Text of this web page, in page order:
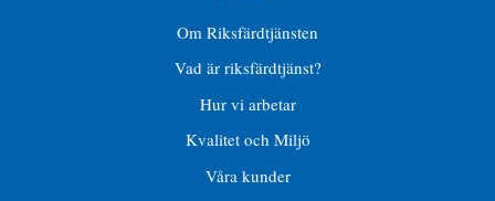
Om Riksfärdtjänsten
Vad är riksfärdtjänst?
Hur vi arbetar
Kvalitet och Miljö
Våra kunder